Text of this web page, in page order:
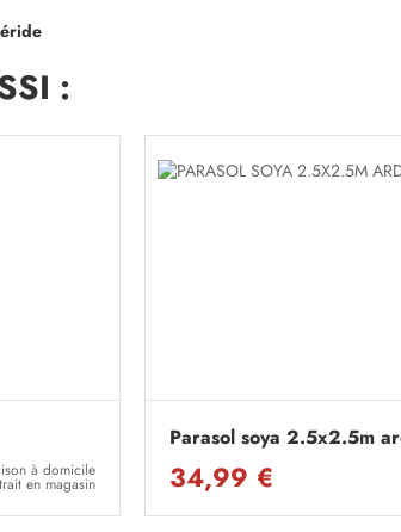
:
à domicile
en magasin
Parasol soya 2.5x2.5m
34,99 €